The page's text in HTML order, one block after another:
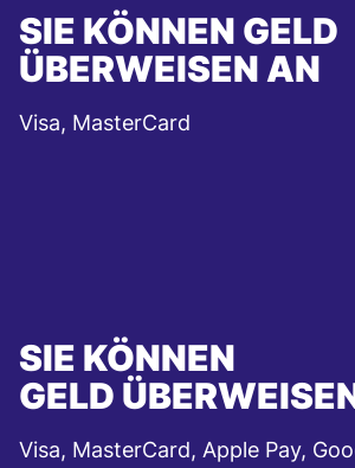
SIE KÖNNEN GELD
ÜBERWEISEN AN
Visa, MasterCard
SIE KÖNNEN
GELD
Visa, MasterCard, Apple Pay,